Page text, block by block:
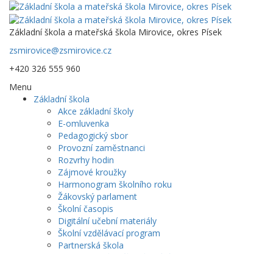
Základní škola a mateřská škola Mirovice, okres Písek
zsmirovice@zsmirovice.cz
+420 326 555 960
Menu
Základní škola
Akce základní školy
E-omluvenka
Pedagogický sbor
Provozní zaměstnanci
Rozvrhy hodin
Zájmové kroužky
Harmonogram školního roku
Žákovský parlament
Školní časopis
Digitální učební materiály
Školní vzdělávací program
Partnerská škola